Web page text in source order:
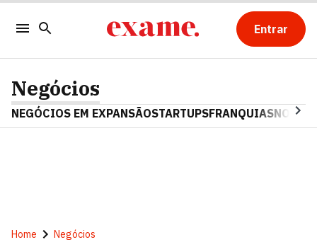
Entrar
Negócios
NEGÓCIOS EM EXPANSÃOSTARTUPSFRANQUIAS
Home Negócios